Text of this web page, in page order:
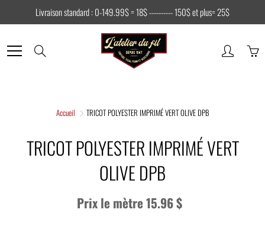
Livraison standard : 0-149.99$ = 18$ ---------- 150$ et plus= 25$
Accueil TRICOT POLYESTER IMPRIMÉ VERT OLIVE DPB
TRICOT POLYESTER IMPRIMÉ VERT
OLIVE DPB
Prix le mètre 15.96 $